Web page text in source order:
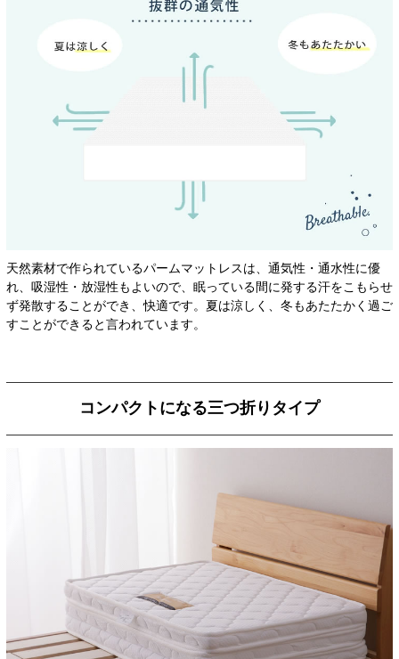
天然素材で作られているパームマットレスは、通気性・通水性に優
れ、吸湿性・放湿性もよいので、眠っている間に発する汗をこもらせ
ず発散することができ、快適です。夏は涼しく、冬もあたたかく過ご
すことができると言われています。
コンパクトになる三つ折りタイプ